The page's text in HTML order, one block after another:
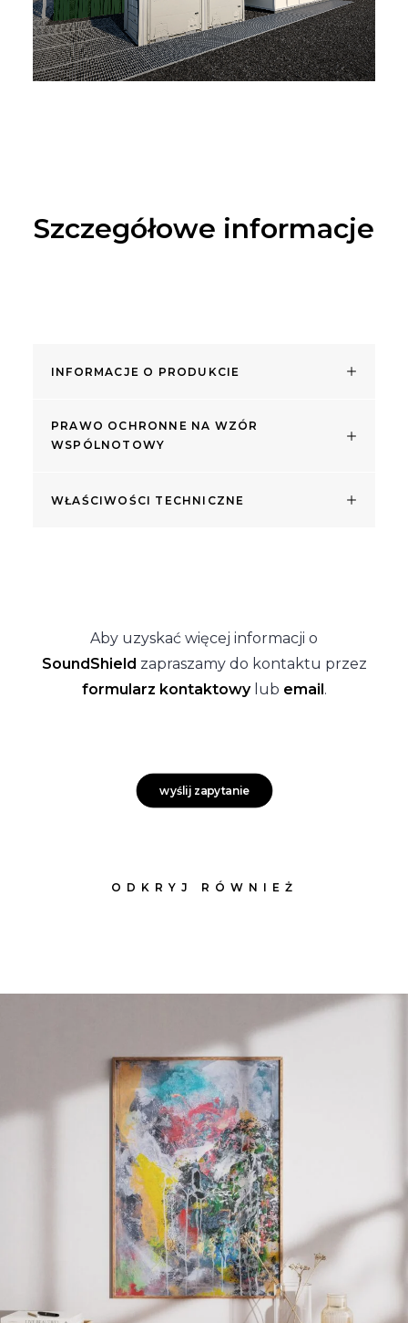
Szczegółowe informacje
INFORMACJE O PRODUKCIE
PRAWO OCHRONNE NA WZÓR
WSPÓLNOTOWY
WŁAŚCIWOŚCI TECHNICZNE
Aby uzyskać więcej informacji o
SoundShield zapraszamy do kontaktu przez
formularz kontaktowylub email.
wyślij zapytanie
ODKRYJ RÓWNIEŻ